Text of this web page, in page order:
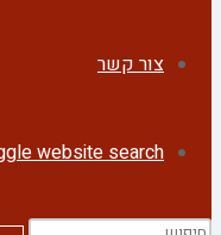
צור קשר
website search